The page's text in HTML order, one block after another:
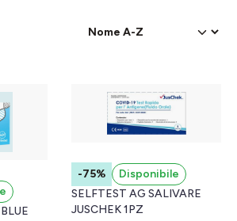
-75%
Disponibile
SELFTEST AG SALIVARE
JUSCHEK 1PZ